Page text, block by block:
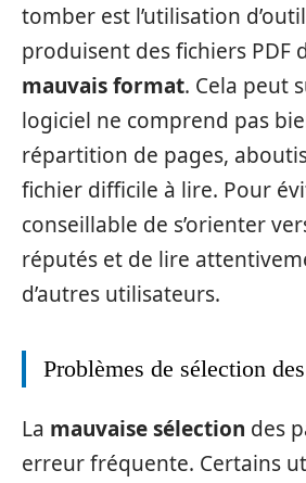
tomber est l’utilisation
produisent des fichiers PDF
mauvais format. Cela peut
logiciel ne comprend pas
répartition de pages,
fichier difficile à lire. Pour
conseillable de s’orienter
réputés et de lire
d’autres utilisateurs.
Problèmes de sélection
La mauvaise sélection des
erreur fréquente. Certains